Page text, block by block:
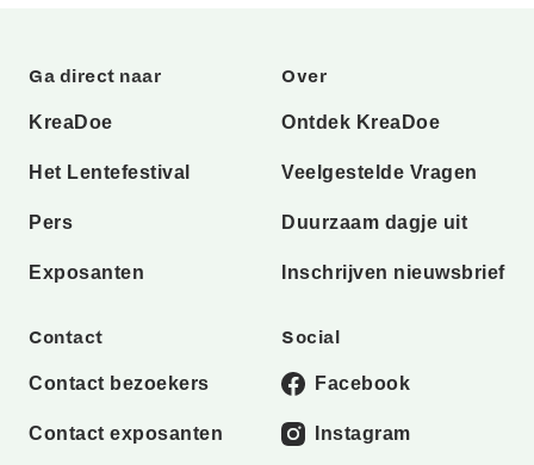
Ga direct naar
KreaDoe
Het Lentefestival
Pers
Exposanten
Over
Ontdek KreaDoe
Veelgestelde Vragen
Duurzaam dagje uit
Inschrijven nieuwsbrief
Contact
Contact bezoekers
Contact exposanten
Social
Facebook
Instagram